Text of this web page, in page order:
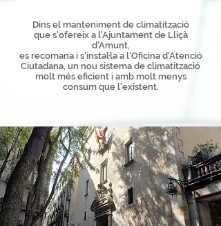
Dins el manteniment de climatització
que s'ofereix a l'Ajuntament de Lliçà
d'Amunt,
es recomana i s'instal·la a l'Oficina d'Atenció
Ciutadana, un nou sistema de climatització
molt més eficient i amb molt menys
consum que l'existent.